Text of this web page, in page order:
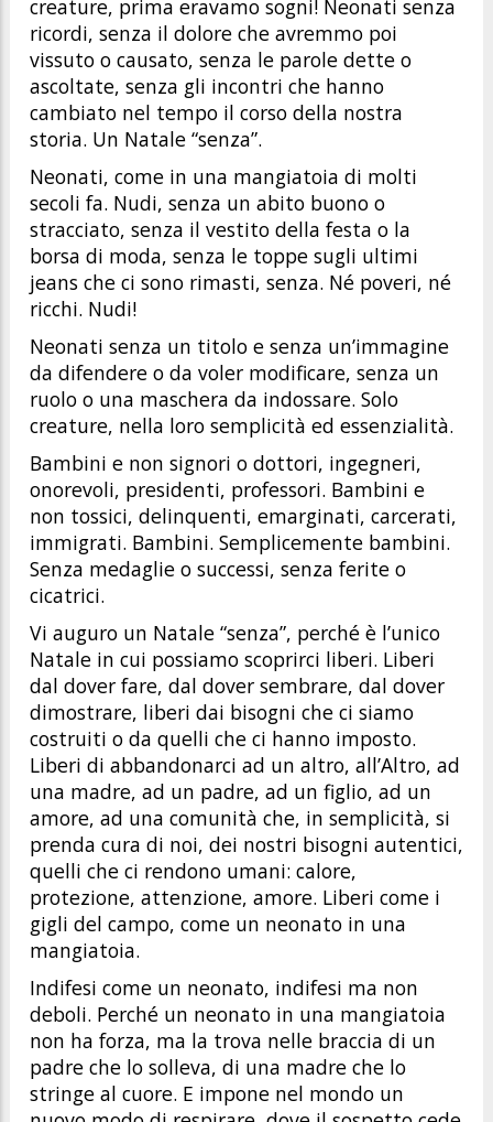
creature, prima eravamo sogni! Neonati senza
ricordi, senza il dolore che avremmo poi
vissuto o causato, senza le parole dette o
ascoltate, senza gli incontri che hanno
cambiato nel tempo il corso della nostra
storia. Un Natale “senza”.
Neonati, come in una mangiatoia di molti
secoli fa. Nudi, senza un abito buono o
stracciato, senza il vestito della festa o la
borsa di moda, senza le toppe sugli ultimi
jeans che ci sono rimasti, senza. Né poveri, né
ricchi. Nudi!
Neonati senza un titolo e senza un’immagine
da difendere o da voler modificare, senza un
ruolo o una maschera da indossare. Solo
creature, nella loro semplicità ed essenzialità.
Bambini e non signori o dottori, ingegneri,
onorevoli, presidenti, professori. Bambini e
non tossici, delinquenti, emarginati, carcerati,
immigrati. Bambini. Semplicemente bambini.
Senza medaglie o successi, senza ferite o
cicatrici.
Vi auguro un Natale “senza”, perché è l’unico
Natale in cui possiamo scoprirci liberi. Liberi
dal dover fare, dal dover sembrare, dal dover
dimostrare, liberi dai bisogni che ci siamo
costruiti o da quelli che ci hanno imposto.
Liberi di abbandonarci ad un altro, all’Altro, ad
una madre, ad un padre, ad un figlio, ad un
amore, ad una comunità che, in semplicità, si
prenda cura di noi, dei nostri bisogni autentici,
quelli che ci rendono umani: calore,
protezione, attenzione, amore. Liberi come i
gigli del campo, come un neonato in una
mangiatoia.
Indifesi come un neonato, indifesi ma non
deboli. Perché un neonato in una mangiatoia
non ha forza, ma la trova nelle braccia di un
padre che lo solleva, di una madre che lo
stringe al cuore. E impone nel mondo un